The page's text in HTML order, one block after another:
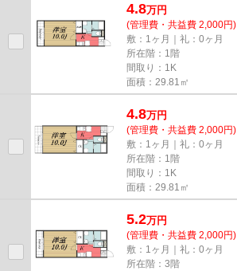
4.8万円
(管理費・共益費 2,000円)
敷：1ヶ月｜礼：0ヶ月
所在階：1階
間取り：1K
面積：29.81㎡
4.8万円
(管理費・共益費 2,000円)
敷：1ヶ月｜礼：0ヶ月
所在階：1階
間取り：1K
面積：29.81㎡
5.2万円
(管理費・共益費 2,000円)
敷：1ヶ月｜礼：0ヶ月
所在階：3階